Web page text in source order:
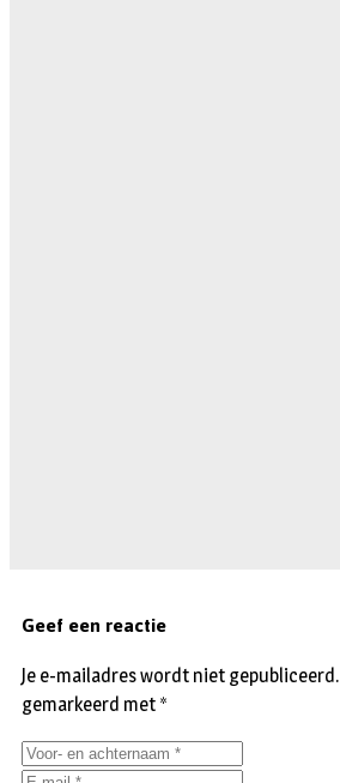
Geef een reactie
Je e-mailadres wordt niet gepubliceerd.
gemarkeerd met *